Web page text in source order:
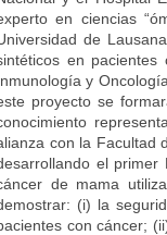
en ciencias
de
en pacientes
y
proyecto se
con la Facultad
el primer
de mama
(i) la
con cáncer;